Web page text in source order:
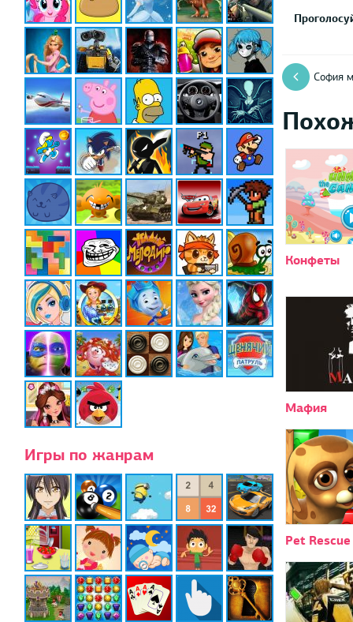
Игры по жанрам
София
Конфеты
Мафия
Pet